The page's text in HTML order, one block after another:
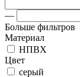
—
Больше фильтров
Материал
НПВХ
Цвет
серый